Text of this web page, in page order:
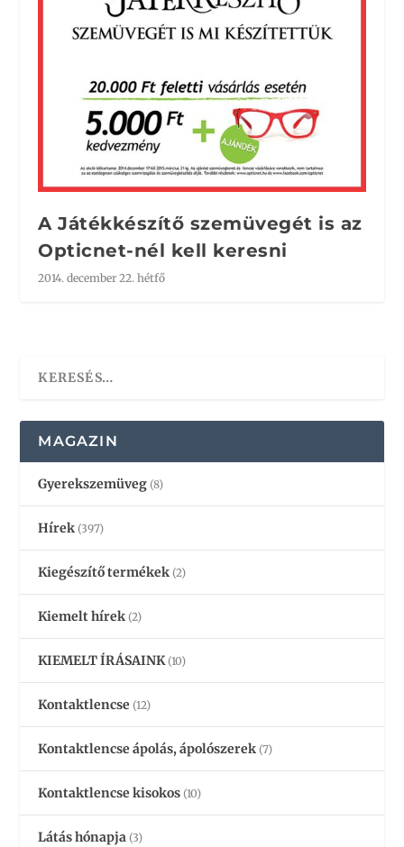
A Játékkészítő szemüvegét is az
Opticnet-nél kell keresni
2014. december 22. hétfő
MAGAZIN
Gyerekszemüveg (8)
Hírek (397)
Kiegészítő termékek (2)
Kiemelt hírek (2)
KIEMELT ÍRÁSAINK(10)
Kontaktlencse (12)
Kontaktlencse ápolás, ápolószerek (7)
Kontaktlencse kisokos (10)
Látás hónapja (3)